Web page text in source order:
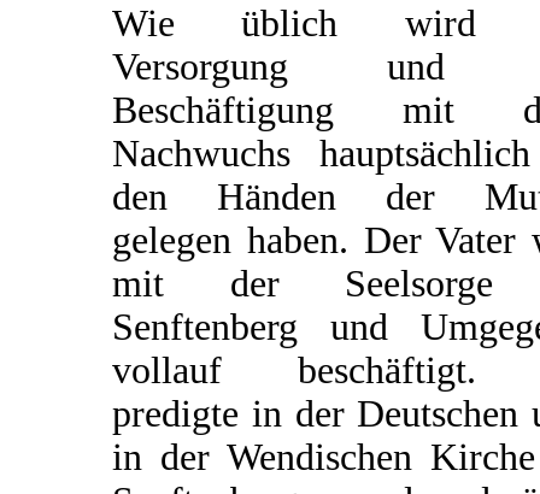
Wie üblich wird
Versorgung und
Beschäftigung mit
Nachwuchs
den Händen der
gelegen haben. Der Vater
mit der
Senftenberg und
vollauf beschäftigt.
predigte in der Deutschen
in der Wendischen